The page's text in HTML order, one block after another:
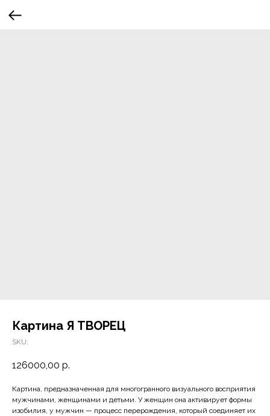
Картина Я ТВОРЕЦ
SKU:
126000,00 р.
Картина, предназначенная для многогранного визуального восприятия
мужчинами, женщинами и детьми. У женщин она активирует формы
изобилия, у мужчин — процесс перерождения, который соединяет их